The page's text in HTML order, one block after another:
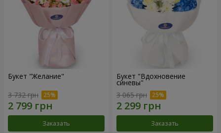
Букет "Желание"
3 732 грн
Заказать
Букет "Вдохновение
синевы"
3 065 грн
Заказать